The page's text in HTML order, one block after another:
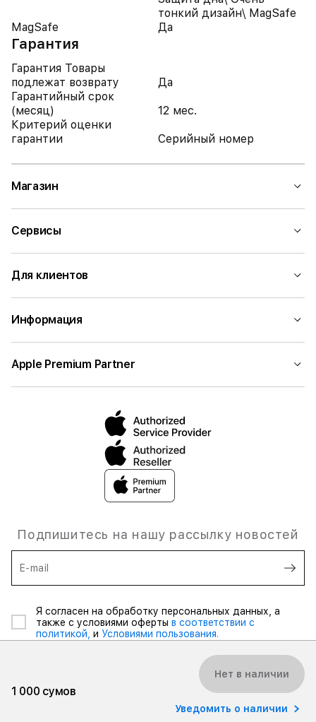
тонкий дизайн\ MagSafe
MagSafe
Да
Гарантия
Гарантия Товары
подлежат возврату
Да
Гарантийный срок
(месяц)
12 мес.
Критерий оценки
гарантии
Серийный номер
1 000 сумов
Нет в наличии
Уведомить о наличии
Магазин
Сервисы
Для клиентов
Информация
Apple Premium Partner
Подпишитесь на нашу рассылку новостей
E-mail
Я согласен на обработку персональных данных, а
также с условиями оферты в соответствии с
политикой, и Условиями пользования.
© 2026 iSpace Uzbekistan. Все права защищены.